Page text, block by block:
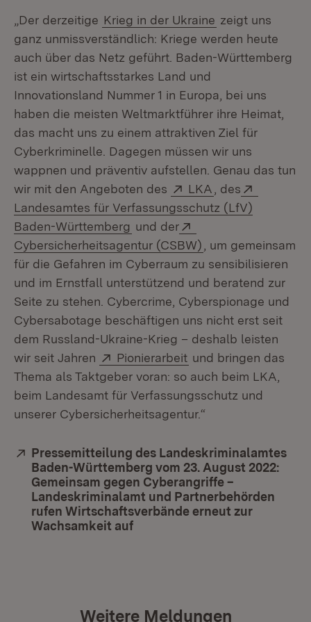
„Der derzeitige Krieg in der Ukraine zeigt uns
ganz unmissverständlich: Kriege werden heute
auch über das Netz geführt. Baden-Württemberg
ist ein wirtschaftsstarkes Land und
Innovationsland Nummer 1 in Europa, bei uns
haben die meisten Weltmarktführer ihre Heimat,
das macht uns zu einem attraktiven Ziel für
Cyberkriminelle. Dagegen müssen wir uns
wappnen und präventiv aufstellen. Genau das tun
wir mit den Angeboten des
Extern:
LKA (Öffnet in
, des
Landesamtes für Verfassungsschutz (LfV)
Baden-Württemberg (Öffnet in neuem Fenster)
und der
Cybersicherheitsagentur (CSBW) (Öffnet in neuem
, um gemeinsam
für die Gefahren im Cyberraum zu sensibilisieren
und im Ernstfall unterstützend und beratend zur
Seite zu stehen. Cybercrime, Cyberspionage und
Cybersabotage beschäftigen uns nicht erst seit
dem Russland-Ukraine-Krieg – deshalb leisten
wir seit Jahren
Extern:
Pionierarbeit (Öffnet in neuem
und bringen das
Thema als Taktgeber voran: so auch beim LKA,
beim Landesamt für Verfassungsschutz und
unserer Cybersicherheitsagentur.“
Extern:
Pressemitteilung des Landeskriminalamtes
Baden-Württemberg vom 23. August 2022:
Gemeinsam gegen Cyberangriffe –
Landeskriminalamt und Partnerbehörden
rufen Wirtschaftsverbände erneut zur
Wachsamkeit auf
Weitere Meldungen